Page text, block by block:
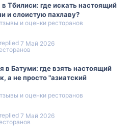
в Тбилиси: где искать настоящий
и слоистую пахлаву?
и оценки ресторанов
7 Май 2026
в Батуми: где взять настоящий
а не просто "азиатский
и оценки ресторанов
7 Май 2026